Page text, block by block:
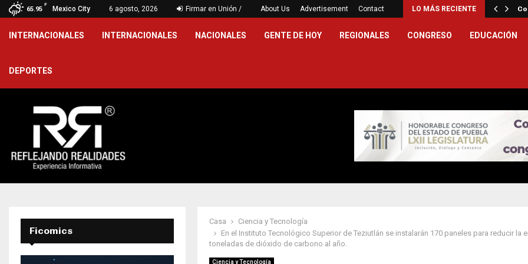
65.95
F
Mexico City 6 agosto, 2026 Firmar en Unión / About Us Advertisement Contact LO MÁS RECIENTE
oro en natación artística… Tejeda resiste y se queda con el…
INTERNACIONALES INTERNACIONALES NACIONALES GENTE DE HOY REGIONALES CONGRESO EDUCACIÓN
DEPORTES
Casa
Ciencia y Tecnología
En el Instituto Tecnológico Superior de Teziutlán se instalarán 170 paneles para reducir la
toneladas de dióxido de carbono al año.
Ciencia y Tecnología
Ficomics